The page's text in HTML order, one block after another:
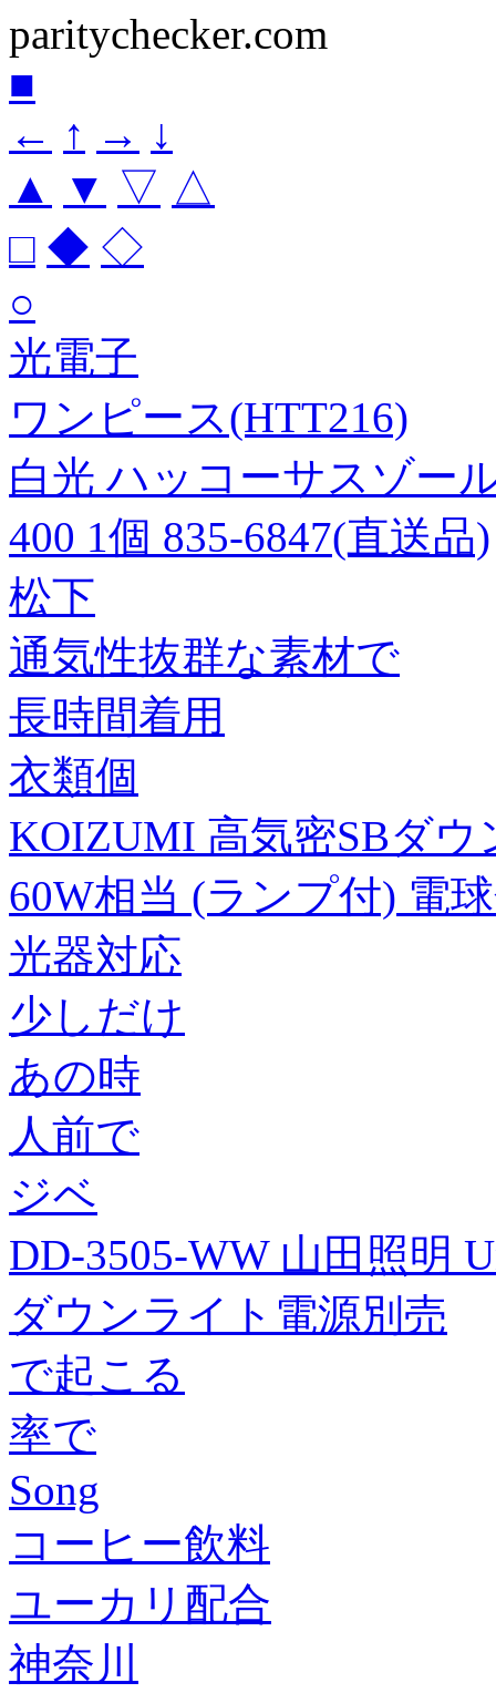
paritychecker.com
■
← ↑ → ↓
▲
▼ ▽ △
□ ◆ ◇
○
光電子
ワンピース(HTT216)
白光 ハッコーサスゾー
400 1個 835-6847(直送品)
松下
通気性抜群な素材で
長時間着用
衣類個
KOIZUMI 高気密SBダウ
60W相当 (ランプ付) 電
光器対応
少しだけ
あの時
人前で
ジベ
DD-3505-WW 山田照明
ダウンライト電源別売
で起こる
率で
Song
コーヒー飲料
ユーカリ配合
神奈川